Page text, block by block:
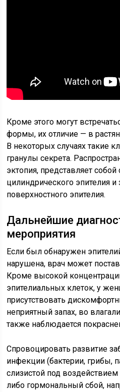
Кроме этого могут
формы, их отличие — в
В некоторых случаях такие
гранулы секрета.
эктопия, представляет
цилиндрического эпителия
поверхностного эпителия.
Дальнейшие
мероприятия
Если был обнаружен
нарушена, врач может
Кроме высокой
эпителиальных клеток, у
присутствовать
неприятный запах, во
также наблюдается
Спровоцировать развитие
инфекции (бактерии, грибы,
слизистой под
либо гормональный сбой,